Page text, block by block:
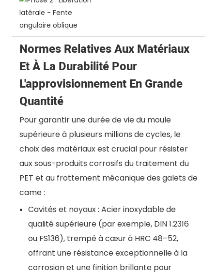
Normes Relatives Aux Matériaux
Et À La Durabilité Pour
L'approvisionnement En Grande
Quantité
Pour garantir une durée de vie du moule
supérieure à plusieurs millions de cycles, le
choix des matériaux est crucial pour résister
aux sous-produits corrosifs du traitement du
PET et au frottement mécanique des galets de
came :
Cavités et noyaux : Acier inoxydable de
qualité supérieure (par exemple, DIN 1.2316
ou FS136), trempé à cœur à HRC 48–52,
offrant une résistance exceptionnelle à la
corrosion et une finition brillante pour